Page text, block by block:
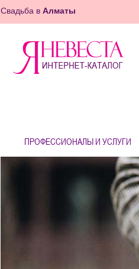
Свадьба в Алматы
ПРОФЕССИОНАЛЫ И УСЛУГИ